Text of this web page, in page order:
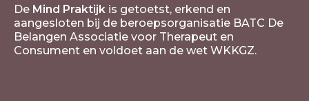
De Mind Praktijk is getoetst, erkend en
aangesloten bij de beroepsorganisatie BATC De
Belangen Associatie voor Therapeut en
Consument en voldoet aan de wet WKKGZ.